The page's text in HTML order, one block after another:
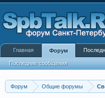
Форум Общие форумы
Главная Форум
Последние сообщения